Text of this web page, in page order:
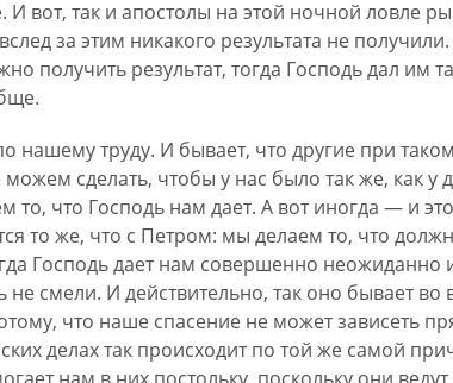
вот, так и апостолы на этой ночной ловле
за этим никакого результата не
получить результат, тогда Господь дал им
нашему труду. И бывает, что другие при
сделать, чтобы у нас было так же, как у
что Господь нам дает. А вот иногда — и
то же, что с Петром: мы делаем то, что
Господь дает нам совершенно неожиданно
смели. И действительно, так оно бывает во
что наше спасение не может зависеть
делах так происходит по той же самой